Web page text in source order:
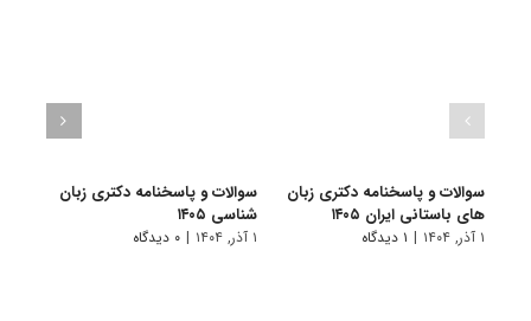
سوالات و پاسخنامه دکتری زبان
های باستانی ایران ۱۴۰۵
۱ آذر, ۱۴۰۴ | ۱ دیدگاه
سوالات و پاسخنامه دکتری زبان‌
شناسی ۱۴۰۵
۱ آذر, ۱۴۰۴ | ۰ دیدگاه